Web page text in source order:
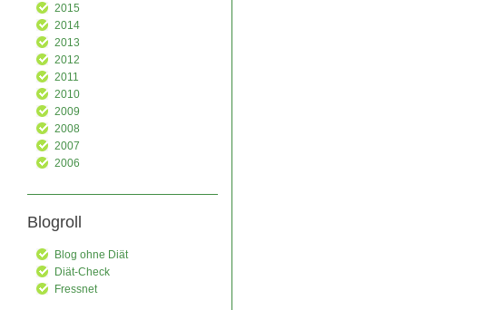
2015
2014
2013
2012
2011
2010
2009
2008
2007
2006
Blogroll
Blog ohne Diät
Diät-Check
Fressnet